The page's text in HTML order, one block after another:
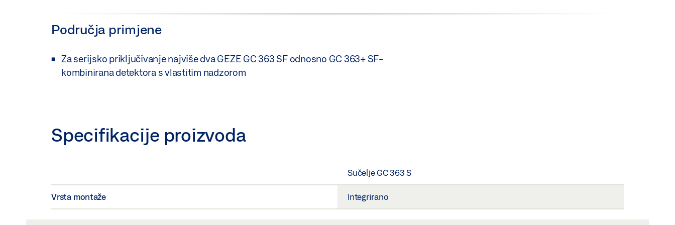
Područja primjene
Za serijsko priključivanje najviše dva GEZE GC 363 SF odnosno GC 363+ SF-
kombinirana detektora s vlastitim nadzorom
Specifikacije proizvoda
Sučelje GC 363 S
Vrsta montaže Integrirano